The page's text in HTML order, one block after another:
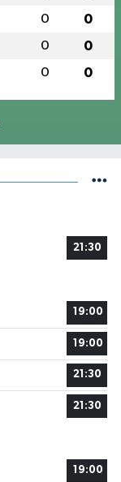
0 0
0 0
0 0
21:30
19:00
19:00
21:30
21:30
19:00